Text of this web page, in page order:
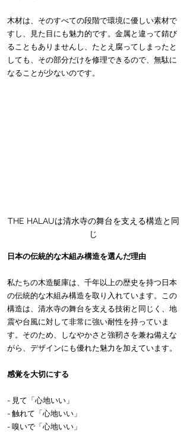
木材は、そのすべての段階で環境に優しい素材で
すし、見た目にも魅力的です。金属と違って錆び
ることもありませんし、たとえ腐ってしまったと
しても、その部分だけを修理できるので、無駄に
なることが少ないのです。
THE HALAUは清水寺の舞台を支える構造と同
じ
日本の伝統的な木組み構造を選んだ理由
私たちの木造艇庫は、千年以上の歴史を持つ日本
の伝統的な木組み構造を取り入れています。この
構造は、清水寺の舞台を支える技術と同じく、地
震や台風に対して非常に強い耐性を持っていま
す。そのため、しなやかさと強靭さを兼ね備えな
がら、デザインにも優れた魅力を加えています。
感覚を大切にする
- 見て「心地いい」
- 触れて「心地いい」
- 嗅いで「心地いい」